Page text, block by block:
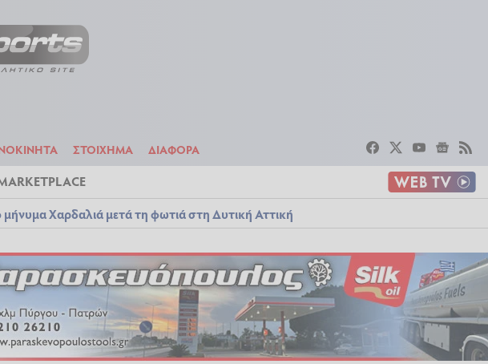
ΣΤΟΙΧΗΜΑ ΔΙΑΦΟΡΑ
μήνυμα Χαρδαλιά μετά τη φωτιά στη Δυτική Αττική
ΜΗΧΑΝΟΚΙΝΗΤΑ